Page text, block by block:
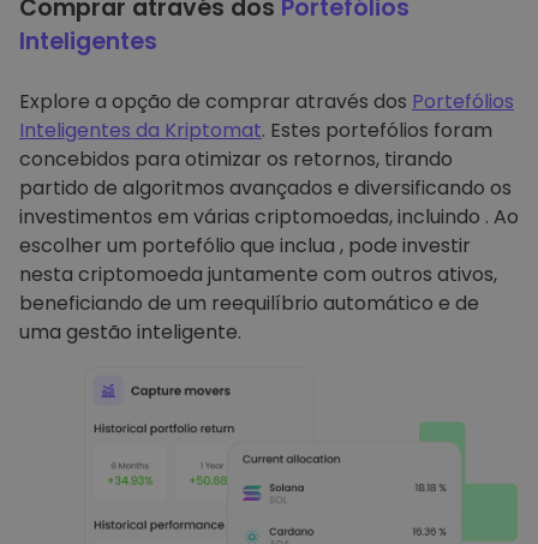
Comprar através dos Portefólios
Inteligentes
Explore a opção de comprar através dos Portefólios
Inteligentes da Kriptomat. Estes portefólios foram
concebidos para otimizar os retornos, tirando
partido de algoritmos avançados e diversificando os
investimentos em várias criptomoedas, incluindo . Ao
escolher um portefólio que inclua , pode investir
nesta criptomoeda juntamente com outros ativos,
beneficiando de um reequilíbrio automático e de
uma gestão inteligente.